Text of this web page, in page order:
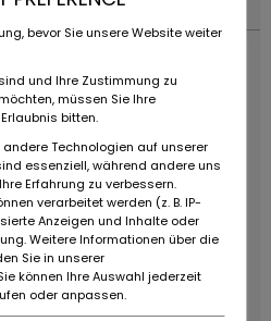
bevor Sie unsere Website weiter
und Ihre Zustimmung zu
müssen Sie Ihre
bitten.
Technologien auf unserer
essenziell, während andere uns
Erfahrung zu verbessern.
verarbeitet werden (z. B. IP-
Anzeigen und Inhalte oder
Weitere Informationen über die
Sie in unserer
können Ihre Auswahl jederzeit
oder anpassen.